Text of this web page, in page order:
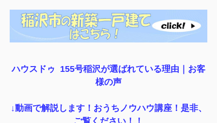
ハウスドゥ 155号稲沢が選ばれている理由｜ お客
様の声
↓動画で解説します！おうちノウハウ講座！是非、